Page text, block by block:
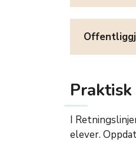
I
elever.